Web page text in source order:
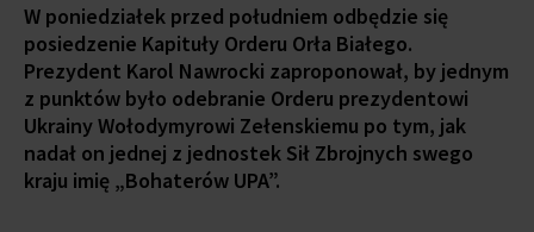
W poniedziałek przed południem odbędzie się
posiedzenie Kapituły Orderu Orła Białego.
Prezydent Karol Nawrocki zaproponował, by jednym
z punktów było odebranie Orderu prezydentowi
Ukrainy Wołodymyrowi Zełenskiemu po tym, jak
nadał on jednej z jednostek Sił Zbrojnych swego
kraju imię „Bohaterów UPA”.